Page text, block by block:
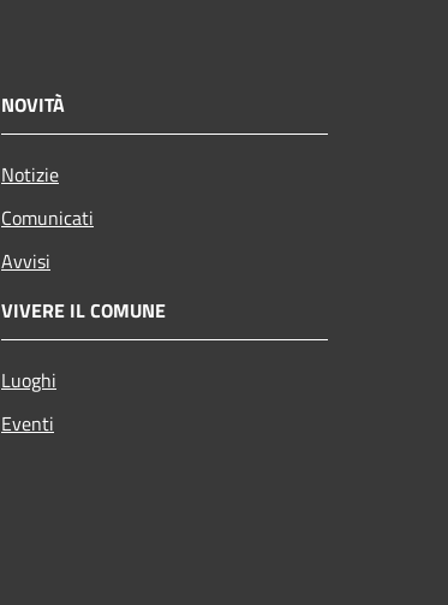
NOVITÀ
Notizie
Comunicati
Avvisi
VIVERE IL COMUNE
Luoghi
Eventi